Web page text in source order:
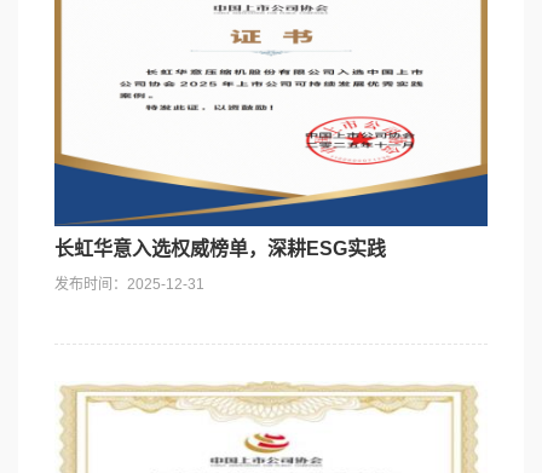
长虹华意入选权威榜单，深耕ESG实践
发布时间：2025-12-31